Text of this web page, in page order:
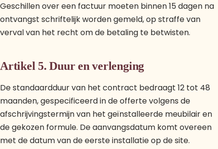
Geschillen over een factuur moeten binnen 15 dagen na
ontvangst schriftelijk worden gemeld, op straffe van
verval van het recht om de betaling te betwisten.
Artikel 5. Duur en verlenging
De standaardduur van het contract bedraagt 12 tot 48
maanden, gespecificeerd in de offerte volgens de
afschrijvingstermijn van het geïnstalleerde meubilair en
de gekozen formule. De aanvangsdatum komt overeen
met de datum van de eerste installatie op de site.